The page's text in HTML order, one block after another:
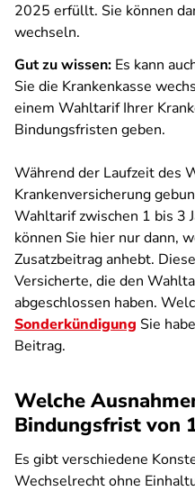
2025 erfüllt. Sie können
wechseln.
Gut zu wissen: Es kann
Sie die Krankenkasse
einem Wahltarif Ihrer
Bindungsfristen geben.
Während der Laufzeit des
Krankenversicherung
Wahltarif zwischen 1 bis 3
können Sie hier nur dann,
Zusatzbeitrag anhebt.
Versicherte, die den
abgeschlossen haben.
Sonderkündigung Sie
Beitrag.
Welche
Bindungsfrist von
Es gibt verschiedene
Wechselrecht ohne